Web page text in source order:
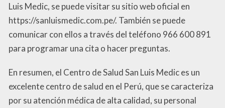
Luis Medic, se puede visitar su sitio web oficial en
https://sanluismedic.com.pe/. También se puede
comunicar con ellos a través del teléfono 966 600 891
para programar una cita o hacer preguntas.
En resumen, el Centro de Salud San Luis Medic es un
excelente centro de salud en el Perú, que se caracteriza
por su atención médica de alta calidad, su personal